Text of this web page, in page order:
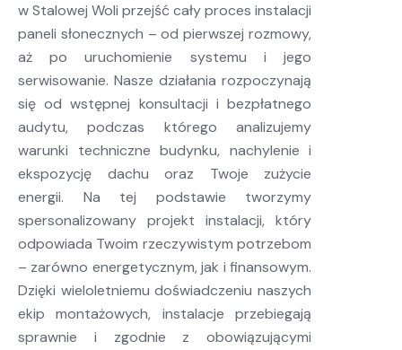
w Stalowej Woli przejść cały proces instalacji
paneli słonecznych – od pierwszej rozmowy,
aż po uruchomienie systemu i jego
serwisowanie. Nasze działania rozpoczynają
się od wstępnej konsultacji i bezpłatnego
audytu, podczas którego analizujemy
warunki techniczne budynku, nachylenie i
ekspozycję dachu oraz Twoje zużycie
energii. Na tej podstawie tworzymy
spersonalizowany projekt instalacji, który
odpowiada Twoim rzeczywistym potrzebom
– zarówno energetycznym, jak i finansowym.
Dzięki wieloletniemu doświadczeniu naszych
ekip montażowych, instalacje przebiegają
sprawnie i zgodnie z obowiązującymi